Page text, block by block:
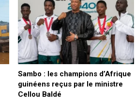
Sambo : les champions d’Afrique
guinéens reçus par le ministre
Cellou Baldé